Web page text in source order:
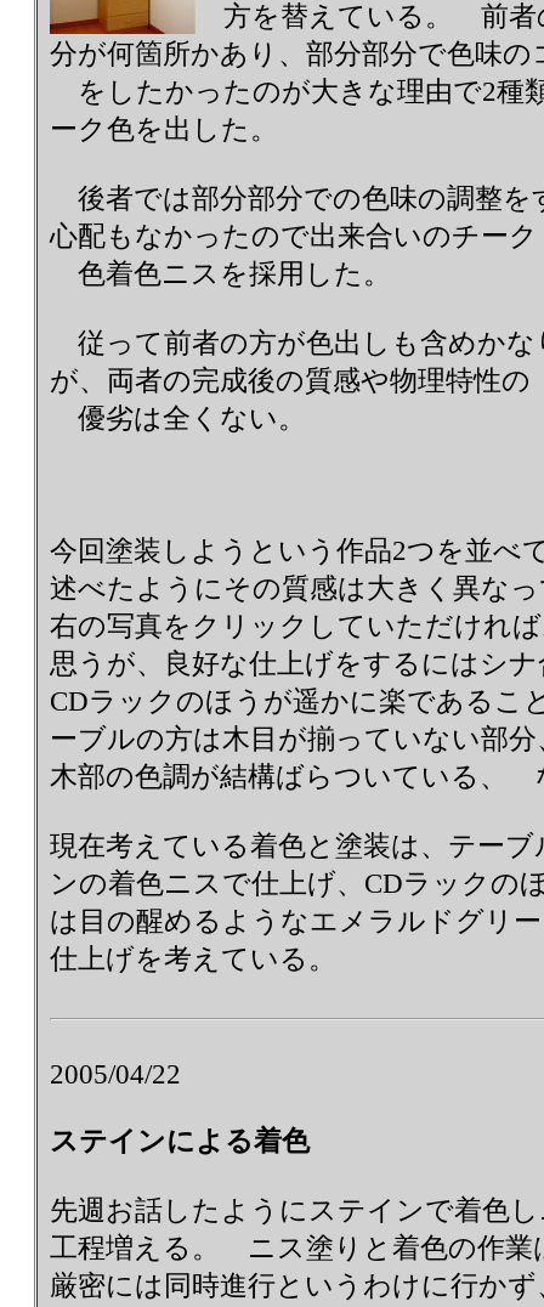
方を替えている。 前者
分が何箇所かあり、部分部分で色味の
をしたかったのが大きな理由で2種
ーク色を出した。
後者では部分部分での色味の調整を
心配もなかったので出来合いのチーク
色着色ニスを採用した。
従って前者の方が色出しも含めか
が、両者の完成後の質感や物理特性の
優劣は全くない。
今回塗装しようという作品2つを並べ
述べたようにその質感は大きく異な
右の写真をクリックしていただけれ
思うが、良好な仕上げをするにはシ
CDラックのほうが遥かに楽である
ーブルの方は木目が揃っていない部分
木部の色調が結構ばらついている、
現在考えている着色と塗装は、テー
ンの着色ニスで仕上げ、CDラックの
は目の醒めるようなエメラルドグリ
仕上げを考えている。
2005/04/22
ステインによる着色
先週お話したようにステインで着色
工程増える。 ニス塗りと着色の作業
厳密には同時進行というわけに行か